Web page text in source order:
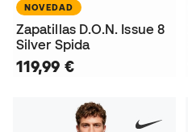
NOVEDAD
Zapatillas D.O.N. Issue 8
Silver Spida
119,99 €